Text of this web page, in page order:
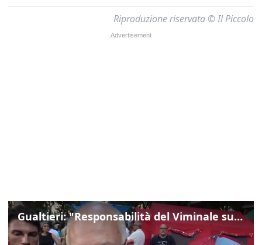
Riproduzione riservata © Il Piccolo
Gualtieri: "Responsabilità del Viminale su Spin Time? La posizione dei partiti è nota"